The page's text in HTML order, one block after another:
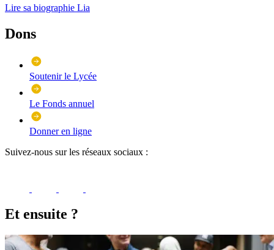
Lire sa biographie Lia
Dons
Soutenir le Lycée
Le Fonds annuel
Donner en ligne
Suivez-nous sur les réseaux sociaux :
Et ensuite ?